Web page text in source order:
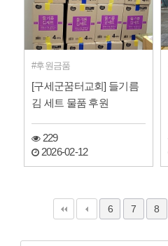
후원금품
[구세군꿈터교회] 들기름
김 세트 물품 후원
229
2026-02-12
6 7 8